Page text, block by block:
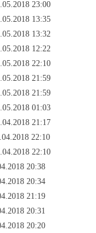
23:00
13:35
13:32
12:22
22:10
21:59
21:59
01:03
21:17
22:10
22:10
20:38
20:34
21:19
20:31
20:20